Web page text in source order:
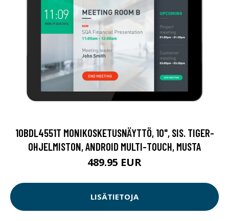
10BDL4551T MONIKOSKETUSNÄYTTÖ, 10", SIS. TIGER-
OHJELMISTON, ANDROID MULTI-TOUCH, MUSTA
489.95 EUR
LISÄTIETOJA